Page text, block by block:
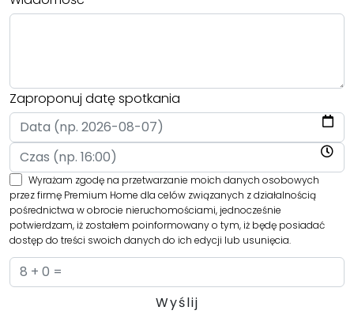
Zaproponuj datę spotkania
Wyrażam zgodę na przetwarzanie moich danych osobowych
przez firmę Premium Home dla celów związanych z działalnością
pośrednictwa w obrocie nieruchomościami, jednocześnie
potwierdzam, iż zostałem poinformowany o tym, iż będę posiadać
dostęp do treści swoich danych do ich edycji lub usunięcia.